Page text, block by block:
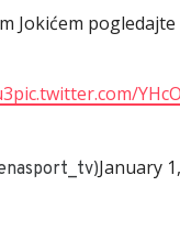
Jokićem
pic.twitter.com/
January